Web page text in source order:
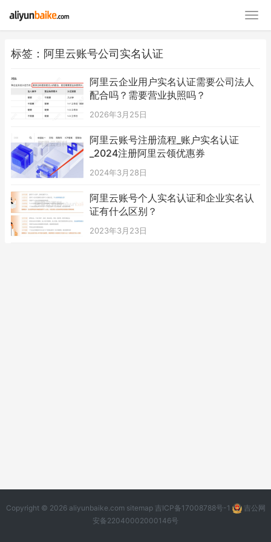
标签：阿里云账号公司实名认证
阿里云企业用户实名认证需要公司法人
配合吗？需要营业执照吗？
2026年3月25日
阿里云账号注册流程_账户实名认证
_2024注册阿里云领优惠券
2024年3月28日
阿里云账号个人实名认证和企业实名认
证有什么区别？
2023年3月23日
Copyright © 2026 aliyunbaike.com sitemap 吉ICP备17008788号-1
吉公网
安备22040002000146号